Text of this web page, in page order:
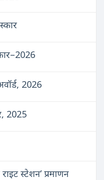
2026
2025
स्टेशन’ प्रमाणन